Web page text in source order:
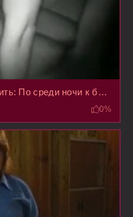
Веб-камеру забыл выключить: По среди ночи к брату пришла голая сестра и начала ему сосать
0%